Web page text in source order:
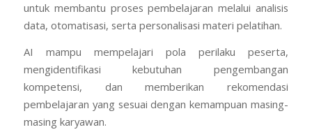
untuk membantu proses pembelajaran melalui analisis
data, otomatisasi, serta personalisasi materi pelatihan.
AI mampu mempelajari pola perilaku peserta,
mengidentifikasi kebutuhan pengembangan
kompetensi, dan memberikan rekomendasi
pembelajaran yang sesuai dengan kemampuan masing-
masing karyawan.